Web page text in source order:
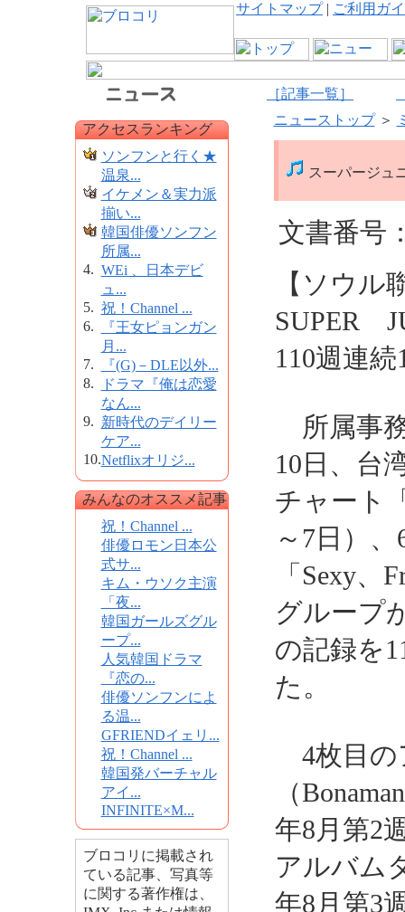
サイトマップ| ご利用ガ
［記事一覧］
アクセスランキング
ソンフンと行く★
温泉...
イケメン＆実力派
揃い...
韓国俳優ソンフン
所属...
4. WEi 、日本デビ
ュ...
5. 祝！Channel ...
6.
『王女ピョンガン
月...
7.
『(G)－DLE以外...
8.
ドラマ『俺は恋愛
なん...
9. 新時代のデイリー
ケア...
10.Netflixオリジ...
みんなのオススメ記事
祝！Channel ...
俳優ロモン日本公
式サ...
キム・ウソク主演
「夜...
韓国ガールズグル
ープ...
人気韓国ドラマ
『恋の...
俳優ソンフンによ
る温...
GFRIENDイェリ...
祝！Channel ...
韓国発バーチャル
アイ...
INFINITE×M...
ブロコリに掲載され
ている記事、写真等
に関する著作権は、
ニューストップ＞
スーパージュ
文書番号
【ソウル
SUPER
110週連
所属事
10日、台
チャート
～7日）
「Sexy、
グループ
の記録を
た。
4枚目の
（
年8月第2
アルバム
年8月第3